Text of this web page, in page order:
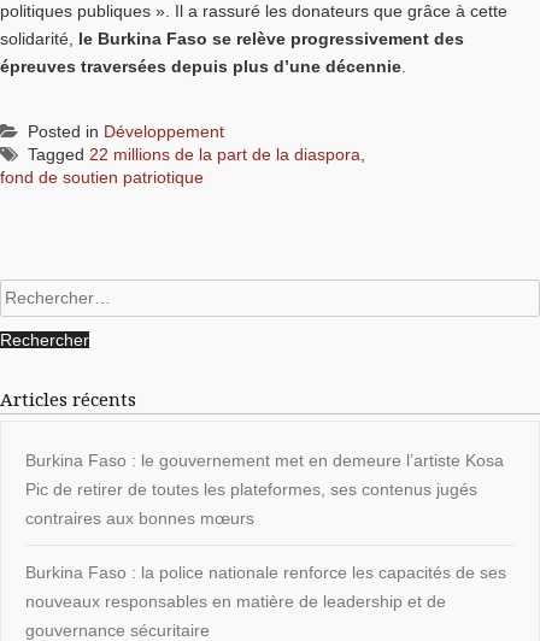
politiques publiques ». Il a rassuré les donateurs que grâce à cette
solidarité, le Burkina Faso se relève progressivement des
épreuves traversées depuis plus d’une décennie.
Posted in Développement
Tagged 22 millions de la part de la diaspora
fond de soutien patriotique
Rechercher :
Articles récents
Burkina Faso : le gouvernement met en demeure l’artiste Kosa
Pic de retirer de toutes les plateformes, ses contenus jugés
contraires aux bonnes mœurs
Burkina Faso : la police nationale renforce les capacités de ses
nouveaux responsables en matière de leadership et de
gouvernance sécuritaire